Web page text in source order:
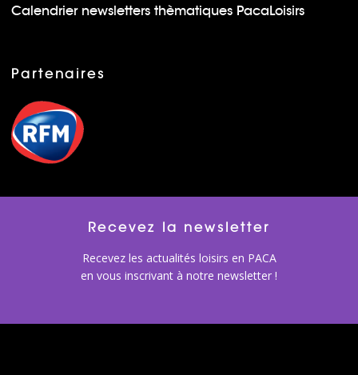
Calendrier newsletters thèmatiques PacaLoisirs
Partenaires
Recevez la newsletter
Recevez les actualités loisirs en PACA
en vous inscrivant à notre newsletter !